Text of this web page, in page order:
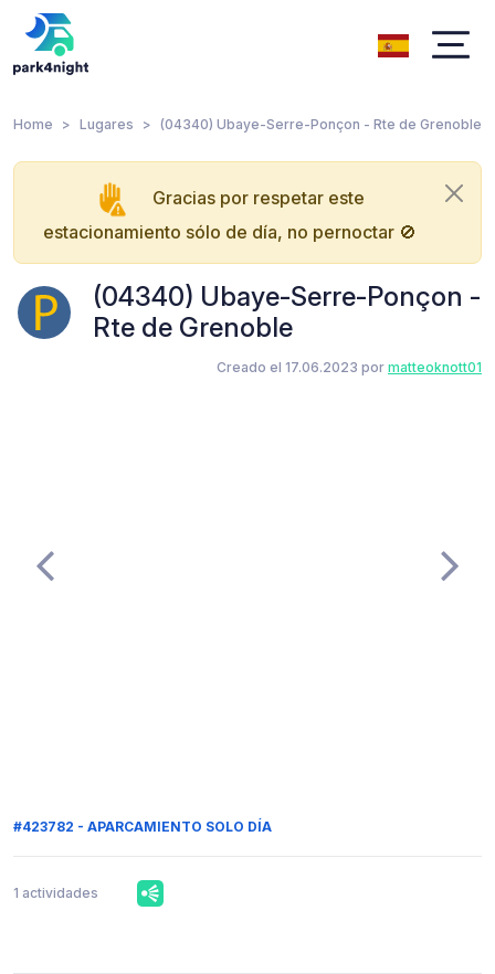
Home Lugares (04340) Ubaye-Serre-Ponçon - Rte de Grenoble
Gracias por respetar este
estacionamiento sólo de día, no pernoctar 🚫
(04340) Ubaye-Serre-Ponçon -
Rte de Grenoble
Creado el 17.06.2023 por matteoknott01
#423782 - APARCAMIENTO SOLO DÍA
1 actividades